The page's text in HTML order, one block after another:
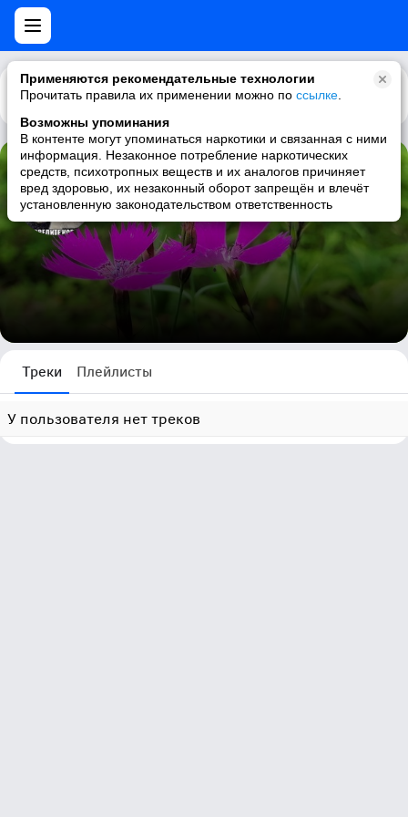
Применяются рекомендательные технологии
Прочитать правила их применении можно по ссылке
Возможны упоминания
В контенте могут упоминаться наркотики и связанная с ними
информация. Незаконное потребление наркотических
средств, психотропных веществ и их аналогов причиняет
вред здоровью, их незаконный оборот запрещён и влечёт
установленную законодательством ответственность
Каталог Рекомендации
Алина Белова
0 треков
Треки Плейлисты
У пользователя нет треков